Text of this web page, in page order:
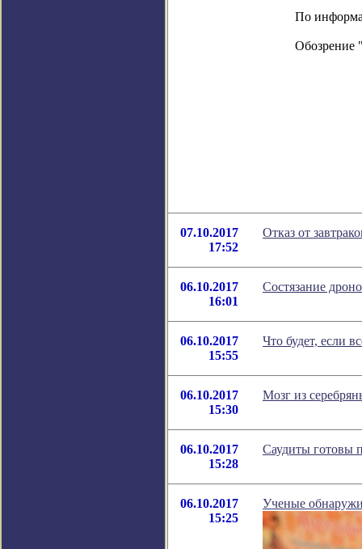
По
Обозрение
07.10.2017
17:52
Отказ от
06.10.2017
16:01
Состязание
06.10.2017
15:55
Что будет, если
06.10.2017
15:30
Мозг из
06.10.2017
15:28
Саудиты готовы
06.10.2017
15:25
Ученые